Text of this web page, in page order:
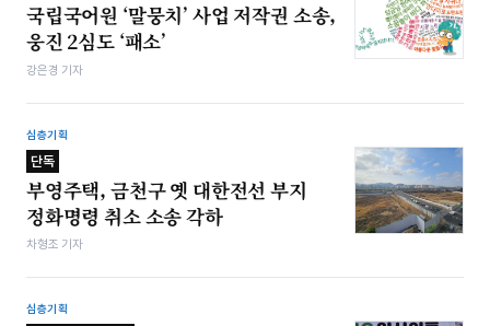
국립국어원 ‘말뭉치’ 사업 저작권 소송,
웅진 2심도 ‘패소’
강은경 기자
심층기획
단독
부영주택, 금천구 옛 대한전선 부지
정화명령 취소 소송 각하
차형조 기자
심층기획